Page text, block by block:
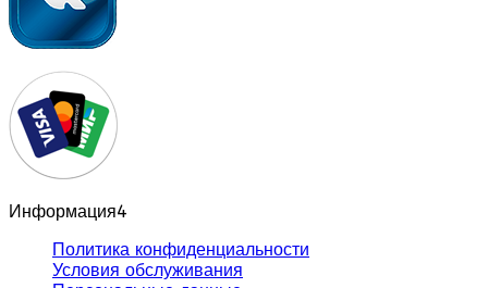
Информация4
Политика конфиденциальности
Условия обслуживания